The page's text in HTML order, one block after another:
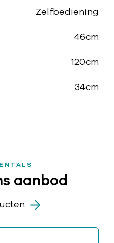
Zelfbediening
46cm
120cm
34cm
aanbod